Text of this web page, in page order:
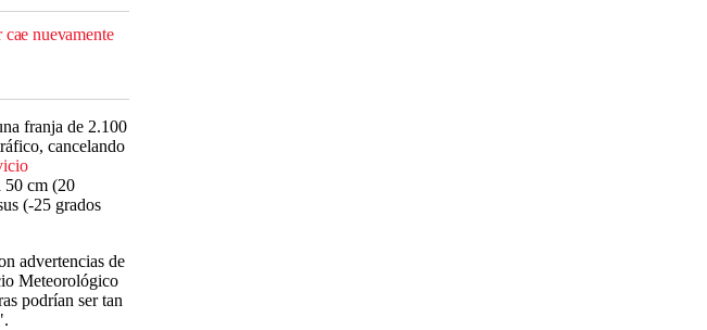
nuevamente
franja de 2.100
cancelando
50 cm (20
(-25 grados
advertencias de
Meteorológico
podrían ser tan